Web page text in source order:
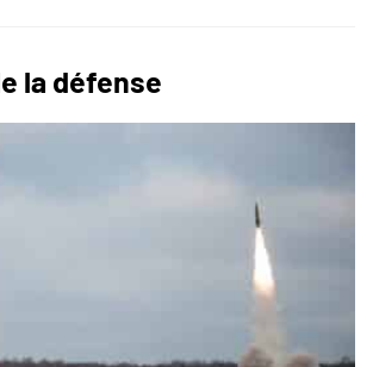
la défense